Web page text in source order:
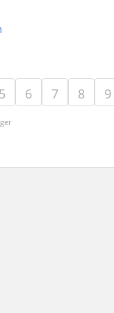
5 6 7 8 9